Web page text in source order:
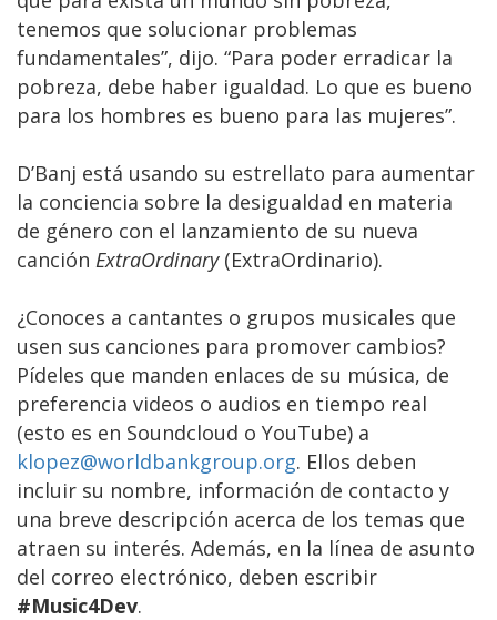
tenemos que solucionar problemas
fundamentales”, dijo. “Para poder erradicar la
pobreza, debe haber igualdad. Lo que es bueno
para los hombres es bueno para las mujeres”.
D’Banj está usando su estrellato para aumentar
la conciencia sobre la desigualdad en materia
de género con el lanzamiento de su nueva
canción ExtraOrdinary(ExtraOrdinario).
¿Conoces a cantantes o grupos musicales que
usen sus canciones para promover cambios?
Pídeles que manden enlaces de su música, de
preferencia videos o audios en tiempo real
(esto es en Soundcloud o YouTube) a
klopez@worldbankgroup.org. Ellos deben
incluir su nombre, información de contacto y
una breve descripción acerca de los temas que
atraen su interés. Además, en la línea de asunto
del correo electrónico, deben escribir
#Music4Dev.